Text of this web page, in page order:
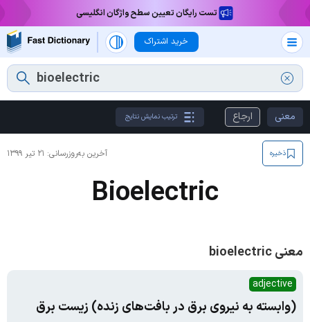
تست رایگان تعیین سطح واژگان انگلیسی
خرید اشتراک
معنی ارجاع ترتیب نمایش نتایج
آخرین به‌روزرسانی: ۲۱ تیر ۱۳۹۹ ذخیره
Bioelectric
معنی bioelectric
adjective
(وابسته به نیروی برق در بافت‌های زنده) زیست برق